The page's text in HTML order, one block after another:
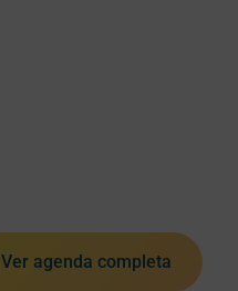
Ver agenda completa